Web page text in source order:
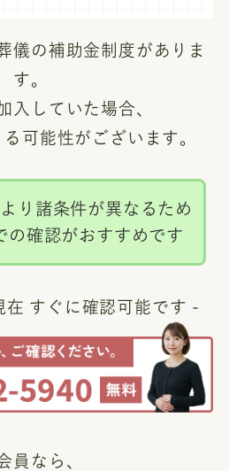
儀の補助金制度がありま
す。
入していた場合、
可能性がございます。
り諸条件が異なるため
の確認がおすすめです
在 すぐに確認可能です -
員なら、